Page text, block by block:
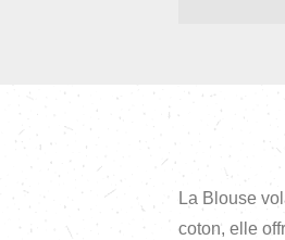
La Blouse
coton, elle